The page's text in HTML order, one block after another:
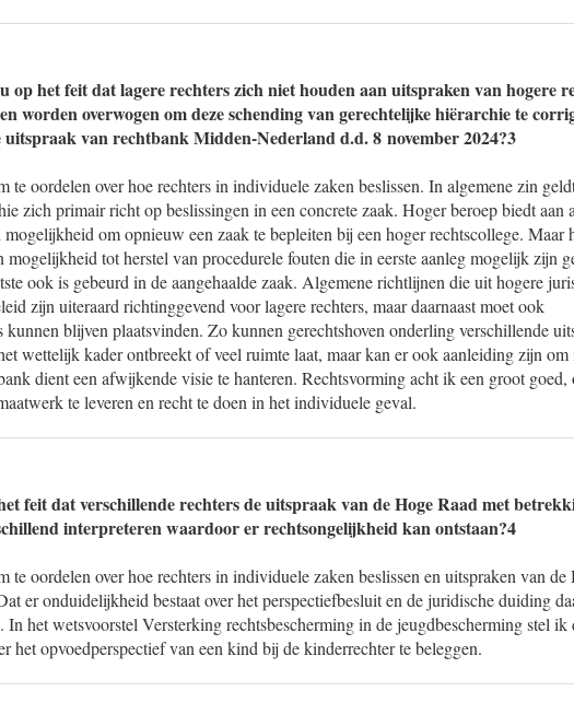
op het feit dat lagere rechters zich niet houden aan uitspraken van hogere
worden overwogen om deze schending van gerechtelijke hiërarchie te
van rechtbank Midden-Nederland d.d. 8 november 2024?3
te oordelen over hoe rechters in individuele zaken beslissen. In algemene zin
zich primair richt op beslissingen in een concrete zaak. Hoger beroep biedt aan
mogelijkheid om opnieuw een zaak te bepleiten bij een hoger rechtscollege. Maar
mogelijkheid tot herstel van procedurele fouten die in eerste aanleg mogelijk zijn
ook is gebeurd in de aangehaalde zaak. Algemene richtlijnen die uit hogere
zijn uiteraard richtinggevend voor lagere rechters, maar daarnaast moet ook
kunnen blijven plaatsvinden. Zo kunnen gerechtshoven onderling verschillende
wettelijk kader ontbreekt of veel ruimte laat, maar kan er ook aanleiding zijn om
dient een afwijkende visie te hanteren. Rechtsvorming acht ik een groot goed,
te leveren en recht te doen in het individuele geval.
feit dat verschillende rechters de uitspraak van de Hoge Raad met
interpreteren waardoor er rechtsongelijkheid kan ontstaan?4
te oordelen over hoe rechters in individuele zaken beslissen en uitspraken van de
er onduidelijkheid bestaat over het perspectiefbesluit en de juridische duiding
In het wetsvoorstel Versterking rechtsbescherming in de jeugdbescherming stel ik
het opvoedperspectief van een kind bij de kinderrechter te beleggen.